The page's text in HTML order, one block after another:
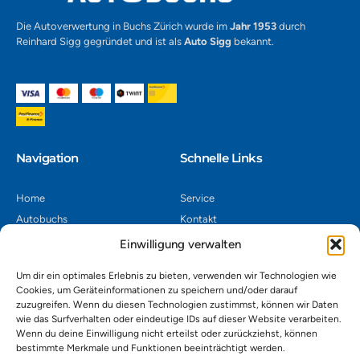
Einwilligung verwalten
Um dir ein optimales Erlebnis zu bieten, verwenden wir Technologien wie
Cookies, um Geräteinformationen zu speichern und/oder darauf
zuzugreifen. Wenn du diesen Technologien zustimmst, können wir Daten
wie das Surfverhalten oder eindeutige IDs auf dieser Website verarbeiten.
Wenn du deine Einwilligung nicht erteilst oder zurückziehst, können
bestimmte Merkmale und Funktionen beeinträchtigt werden.
Die Autoverwertung in Buchs Zürich wurde im Jahr 1953durch
Reinhard Sigg gegründet und ist als Auto Sigg bekannt.
Navigation​
Home
Autobuchs
Shop
Schnelle Links
Service
Kontakt
Impressum
AGB
Kontakt
Autoverwertung Khatib GmbH, Riedackerweg 14, 8107 Buchs,